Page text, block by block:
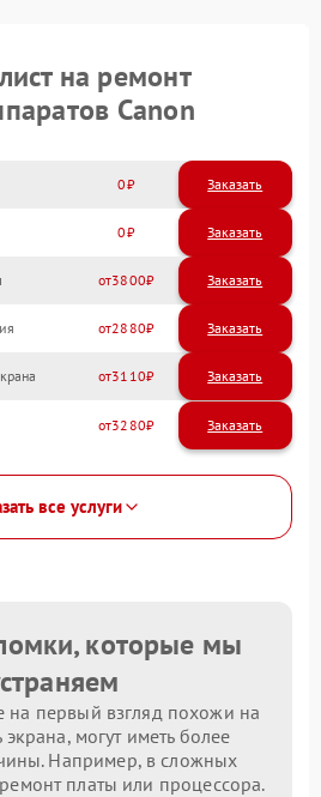
на ремонт
Canon
0 Заказать
0 Заказать
3800
2880
3110
3280
все услуги
которые мы
на первый взгляд похожи на
экрана, могут иметь более
Например, в сложных
ремонт платы или процессора.